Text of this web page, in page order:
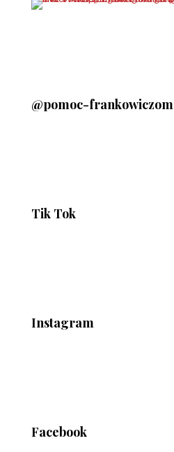
@pomoc-frankowiczom
Tik Tok
Instagram
Facebook